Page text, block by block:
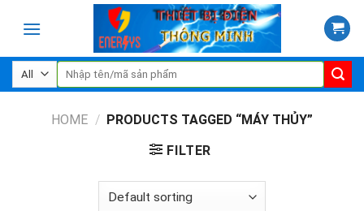
Search
for:
HOME / PRODUCTS TAGGED “MÁY THỦY”
FILTER